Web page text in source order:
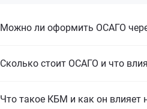
Можно ли оформить ОСАГО
Сколько стоит ОСАГО и что
Что такое КБМ и как он влияет